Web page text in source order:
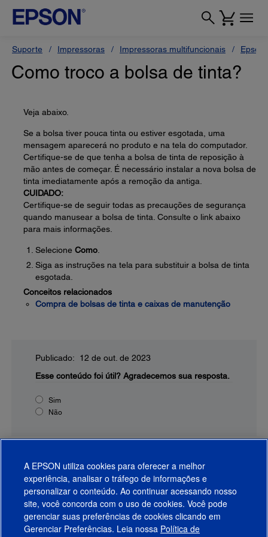
Suporte Impressoras Impressoras multifuncionais Epson
Como troco a bolsa de tinta?
Veja abaixo.
Se a bolsa tiver pouca tinta ou estiver esgotada, uma
mensagem aparecerá no produto e na tela do computador.
Certifique-se de que tenha a bolsa de tinta de reposição à
mão antes de começar. É necessário instalar a nova bolsa de
tinta imediatamente após a remoção da antiga.
CUIDADO:
Certifique-se de seguir todas as precauções de segurança
quando manusear a bolsa de tinta. Consulte o link abaixo
para mais informações.
Selecione Como
Siga as instruções na tela para substituir a bolsa de tinta
esgotada.
Conceitos relacionados
Compra de bolsas de tinta e caixas de manutenção
Publicado: 12 de out. de 2023
Esse conteúdo foi útil? Agradecemos sua resposta.
Sim
Não
Produtos
A EPSON utiliza cookies para oferecer a melhor
experiência, analisar o tráfego de informações e
personalizar o conteúdo. Ao continuar acessando nosso
site, você concorda com o uso de cookies. Você pode
gerenciar suas preferências de cookies clicando em
Gerenciar Preferências. Leia nossa Política de